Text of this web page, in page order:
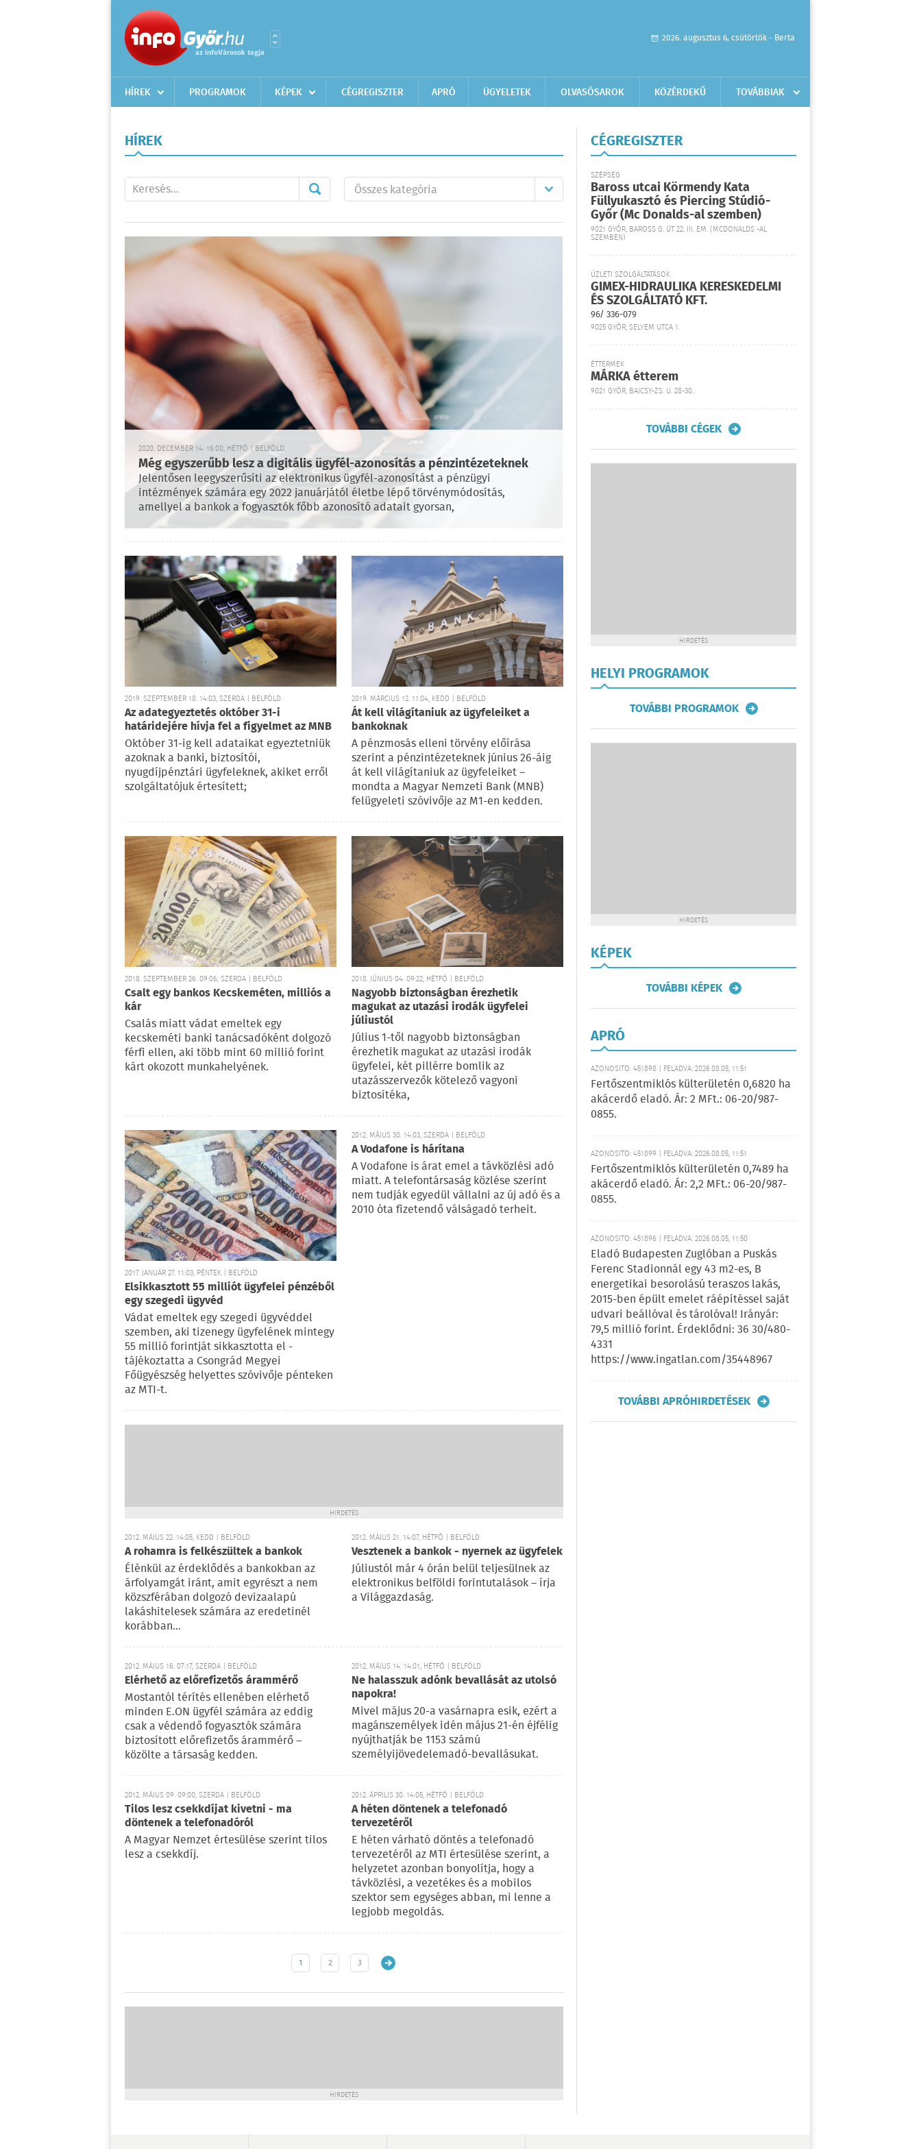
2026. augusztus 6, csütörtök - Berta
HÍREK PROGRAMOK KÉPEK CÉGREGISZTER APRÓ ÜGYELETEK OLVASÓSAROK KÖZÉRDEKŰ TOVÁBBIAK
HÍREK
2020. DECEMBER 14. 16:00, HÉTFŐ | BELFÖLD
Még egyszerűbb lesz a digitális ügyfél-azonosítás a pénzintézeteknek
Jelentősen leegyszerűsíti az elektronikus ügyfél-azonosítást a pénzügyi
intézmények számára egy 2022 januárjától életbe lépő törvénymódosítás,
amellyel a bankok a fogyasztók főbb azonosító adatait gyorsan,
2019. SZEPTEMBER 18. 14:03, SZERDA | BELFÖLD
Az adategyeztetés október 31-i
határidejére hívja fel a figyelmet az MNB
Október 31-ig kell adataikat egyeztetniük
azoknak a banki, biztosítói,
nyugdíjpénztári ügyfeleknek, akiket erről
szolgáltatójuk értesített;
2019. MÁRCIUS 12. 11:04, KEDD | BELFÖLD
Át kell világítaniuk az ügyfeleiket a
bankoknak
A pénzmosás elleni törvény előírása
szerint a pénzintézeteknek június 26-áig
át kell világítaniuk az ügyfeleiket –
mondta a Magyar Nemzeti Bank (MNB)
felügyeleti szóvivője az M1-en kedden.
2018. SZEPTEMBER 26. 09:06, SZERDA | BELFÖLD
Csalt egy bankos Kecskeméten, milliós a
kár
Csalás miatt vádat emeltek egy
kecskeméti banki tanácsadóként dolgozó
férfi ellen, aki több mint 60 millió forint
kárt okozott munkahelyének.
2018. JÚNIUS 04. 09:22, HÉTFŐ | BELFÖLD
Nagyobb biztonságban érezhetik
magukat az utazási irodák ügyfelei
júliustól
Július 1-től nagyobb biztonságban
érezhetik magukat az utazási irodák
ügyfelei, két pillérre bomlik az
utazásszervezők kötelező vagyoni
biztosítéka,
2017. JANUÁR 27. 11:03, PÉNTEK | BELFÖLD
Elsikkasztott 55 milliót ügyfelei pénzéből
egy szegedi ügyvéd
Vádat emeltek egy szegedi ügyvéddel
szemben, aki tizenegy ügyfelének mintegy
55 millió forintját sikkasztotta el -
tájékoztatta a Csongrád Megyei
Főügyészség helyettes szóvivője pénteken
az MTI-t.
2012. MÁJUS 30. 14:03, SZERDA | BELFÖLD
A Vodafone is hárítana
A Vodafone is árat emel a távközlési adó
miatt. A telefontársaság közlése szerint
nem tudják egyedül vállalni az új adó és a
2010 óta fizetendő válságadó terheit.
HIRDETÉS
2012. MÁJUS 22. 14:05, KEDD | BELFÖLD
A rohamra is felkészültek a bankok
Élénkül az érdeklődés a bankokban az
árfolyamgát iránt, amit egyrészt a nem
közszférában dolgozó devizaalapú
lakáshitelesek számára az eredetinél
korábban...
2012. MÁJUS 21. 14:07, HÉTFŐ | BELFÖLD
Vesztenek a bankok - nyernek az ügyfelek
Júliustól már 4 órán belül teljesülnek az
elektronikus belföldi forintutalások – írja
a Világgazdaság.
2012. MÁJUS 16. 07:17, SZERDA | BELFÖLD
Elérhető az előrefizetős árammérő
Mostantól térítés ellenében elérhető
minden E.ON ügyfél számára az eddig
csak a védendő fogyasztók számára
biztosított előrefizetős árammérő –
közölte a társaság kedden.
2012. MÁJUS 14. 14:01, HÉTFŐ | BELFÖLD
Ne halasszuk adónk bevallását az utolsó
napokra!
Mivel május 20-a vasárnapra esik, ezért a
magánszemélyek idén május 21-én éjfélig
nyújthatják be 1153 számú
személyijövedelemadó-bevallásukat.
2012. MÁJUS 09. 09:00, SZERDA | BELFÖLD
Tilos lesz csekkdíjat kivetni - ma
döntenek a telefonadóról
A Magyar Nemzet értesülése szerint tilos
lesz a csekkdíj.
2012. ÁPRILIS 30. 14:05, HÉTFŐ | BELFÖLD
A héten döntenek a telefonadó
tervezetéről
E héten várható döntés a telefonadó
tervezetéről az MTI értesülése szerint, a
helyzetet azonban bonyolítja, hogy a
távközlési, a vezetékes és a mobilos
szektor sem egységes abban, mi lenne a
legjobb megoldás.
1 2 3
HIRDETÉS
CÉGREGISZTER
SZÉPSÉG
Baross utcai Körmendy Kata
Füllyukasztó és Piercing Stúdió-
Győr (Mc Donalds-al szemben)
9021 GYŐR, BAROSS G. ÚT 22. III. EM. (MCDONALDS´-AL
SZEMBEN)
ÜZLETI SZOLGÁLTATÁSOK
GIMEX-HIDRAULIKA KERESKEDELMI
ÉS SZOLGÁLTATÓ KFT.
96/ 336-079
9025 GYŐR, SELYEM UTCA 1.
ÉTTERMEK
MÁRKA étterem
9021 GYŐR, BAJCSY-ZS. U. 28-30.
TOVÁBBI CÉGEK
HIRDETÉS
HELYI PROGRAMOK
TOVÁBBI PROGRAMOK
HIRDETÉS
KÉPEK
TOVÁBBI KÉPEK
APRÓ
AZONOSÍTÓ: 451898 | FELADVA: 2026.08.05, 11:51
Fertőszentmiklós külterületén 0,6820 ha
akácerdő eladó. Ár: 2 MFt.: 06-20/987-
0855.
AZONOSÍTÓ: 451899 | FELADVA: 2026.08.05, 11:51
Fertőszentmiklós külterületén 0,7489 ha
akácerdő eladó. Ár: 2,2 MFt.: 06-20/987-
0855.
AZONOSÍTÓ: 451896 | FELADVA: 2026.08.05, 11:50
Eladó Budapesten Zuglóban a Puskás
Ferenc Stadionnál egy 43 m2-es, B
energetikai besorolású teraszos lakás,
2015-ben épült emelet ráépítéssel saját
udvari beállóval és tárolóval! Irányár:
79,5 millió forint. Érdeklődni: 36 30/480-
4331
https://www.ingatlan.com/35448967
TOVÁBBI APRÓHIRDETÉSEK